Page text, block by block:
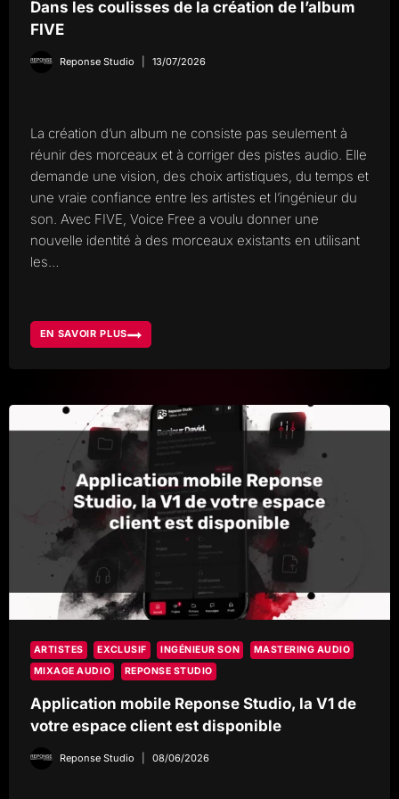
Dans les coulisses de la création de l’album
FIVE
Reponse Studio 13/07/2026
La création d’un album ne consiste pas seulement à
réunir des morceaux et à corriger des pistes audio. Elle
demande une vision, des choix artistiques, du temps et
une vraie confiance entre les artistes et l’ingénieur du
son. Avec FIVE, Voice Free a voulu donner une
nouvelle identité à des morceaux existants en utilisant
les…
EN SAVOIR PLUS
DANS
LES
L’ALBUM
FIVE
ARTISTES EXCLUSIF INGÉNIEUR SON
MASTERING AUDIO
MIXAGE AUDIO
REPONSE STUDIO
Application mobile Reponse Studio, la V1 de
votre espace client est disponible
Reponse Studio 08/06/2026